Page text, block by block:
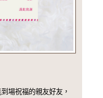
場祝福的親友好友，